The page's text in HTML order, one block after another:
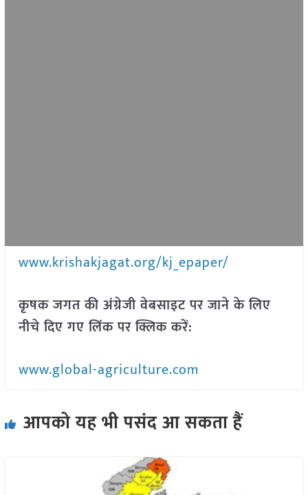
www.krishakjagat.org/kj_epaper/
कृषक जगत की अंग्रेजी वेबसाइट पर जाने के लिए
नीचे दिए गए लिंक पर क्लिक करें:
www.global-agriculture.com
आपको यह भी पसंद आ सकता हैं